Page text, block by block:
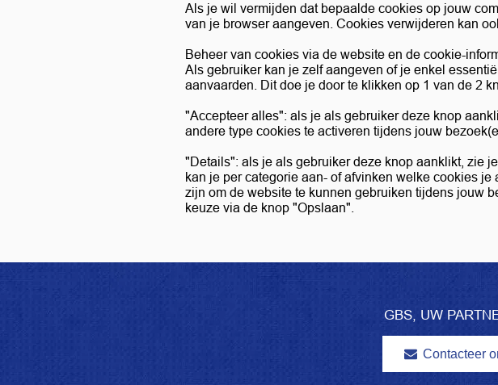
Als je wil vermijden dat bepaalde cookies op jouw
van je browser aangeven. Cookies verwijderen kan
Beheer van cookies via de website en de cookie-
Als gebruiker kan je zelf aangeven of je enkel
aanvaarden. Dit doe je door te klikken op 1 van de 2
"Accepteer alles": als je als gebruiker deze knop
andere type cookies te activeren tijdens jouw
"Details": als je als gebruiker deze knop aanklikt, zie
kan je per categorie aan- of afvinken welke cookies
zijn om de website te kunnen gebruiken tijdens jouw
keuze via de knop "Opslaan".
GBS, UW
Contacteer